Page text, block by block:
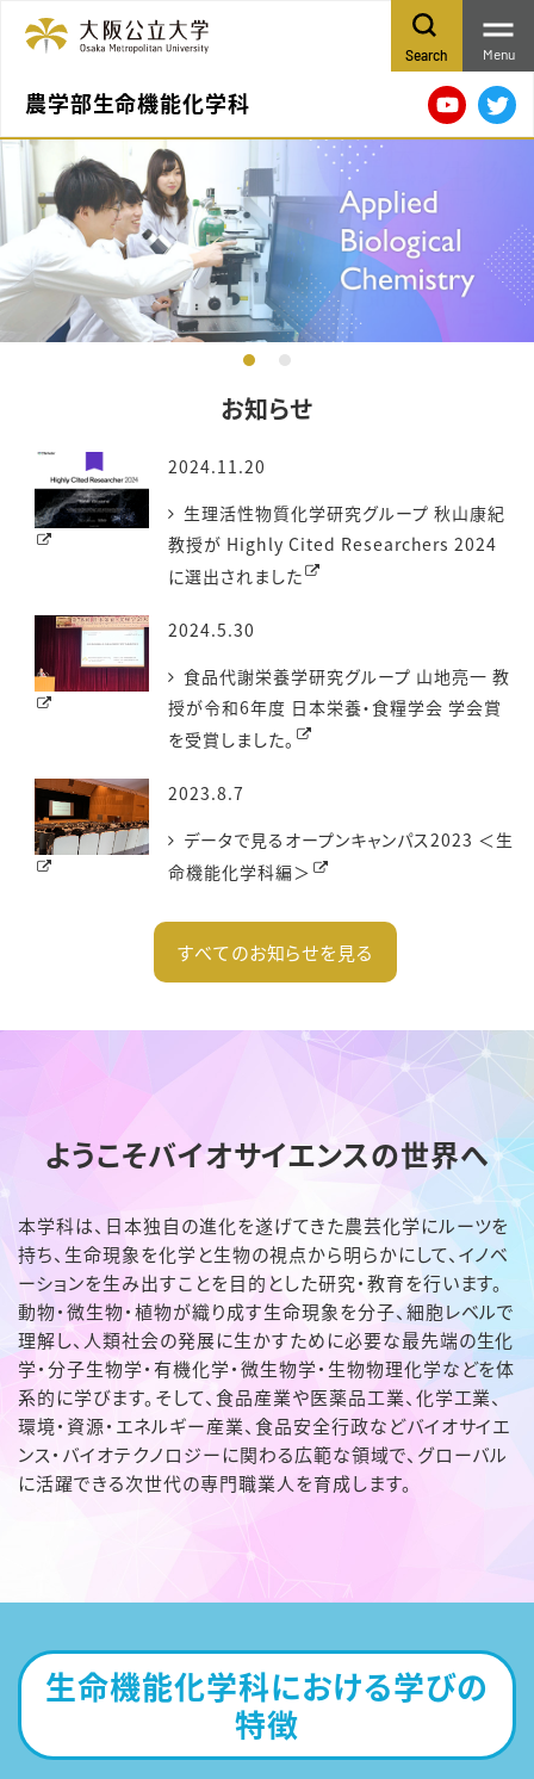
農学部生命機能化学科
Search Menu
動画ペ
お知らせ
2024.11.20
生理活性物質化学研究グループ 秋山康紀
教授が Highly Cited Researchers 2024
に選出されました
2024.5.30
食品代謝栄養学研究グループ 山地亮一 教
授が令和6年度 日本栄養・食糧学会 学会賞
を受賞しました。
2023.8.7
データで見るオープンキャンパス2023 ＜生
命機能化学科編＞
すべてのお知らせを見る
ようこそバイオサイエンスの世界へ
本学科は、日本独自の進化を遂げてきた農芸化学にルーツを
持ち、生命現象を化学と生物の視点から明らかにして、イノベ
ーションを生み出すことを目的とした研究・教育を行います。
動物・微生物・植物が織り成す生命現象を分子、細胞レベルで
理解し、人類社会の発展に生かすために必要な最先端の生化
学・分子生物学・有機化学・微生物学・生物物理化学などを体
系的に学びます。そして、食品産業や医薬品工業、化学工業、
環境・資源・エネルギー産業、食品安全行政などバイオサイエ
ンス・バイオテクノロジーに関わる広範な領域で、グローバル
に活躍できる次世代の専門職業人を育成します。
生命機能化学科における学びの
特徴